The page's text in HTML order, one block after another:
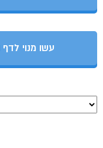
עשו מנוי